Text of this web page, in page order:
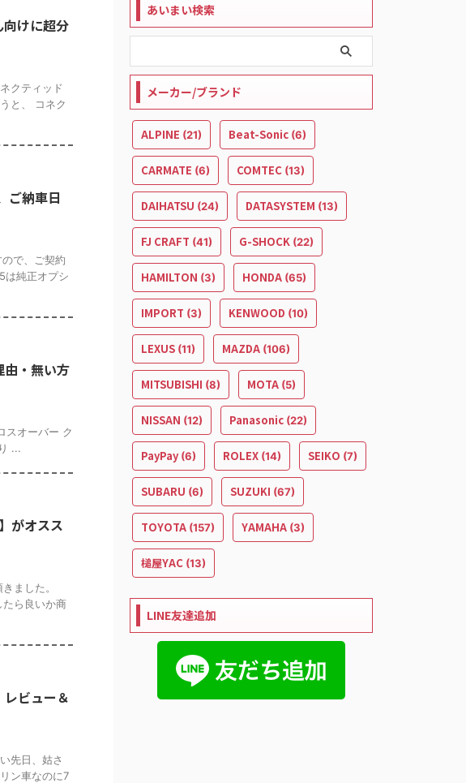
向けに超分
クティッド
と、 コネク
ご納車日
で、ご契約
は純正オプシ
由・無い方
スオーバー ク
...
がオスス
ました。
ら良いか商
レビュー＆
先日、姑さ
ン車なのに7
あいまい検索
メーカー/ブランド
ALPINE (21) Beat-Sonic (6)
CARMATE (6) COMTEC (13)
DAIHATSU (24) DATASYSTEM (13)
FJ CRAFT (41) G-SHOCK (22)
HAMILTON (3) HONDA (65)
IMPORT (3) KENWOOD (10)
LEXUS (11) MAZDA (106)
MITSUBISHI (8) MOTA (5)
NISSAN (12) Panasonic (22)
PayPay(6) ROLEX (14) SEIKO (7)
SUBARU (6) SUZUKI (67)
TOYOTA (157) YAMAHA (3)
槌屋YAC (13)
LINE友達追加